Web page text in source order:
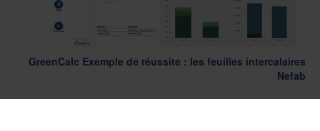
GreenCalc Exemple de réussite : les feuilles intercalaires
Nefab
Exemple de réussite